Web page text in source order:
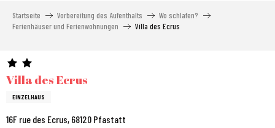
Startseite Vorbereitung des Aufenthalts
Wo schlafen?
Ferienhäuser und Ferienwohnungen
Villa des Ecrus
Villa des Ecrus
EINZELHAUS
16F rue des Ecrus, 68120 Pfastatt